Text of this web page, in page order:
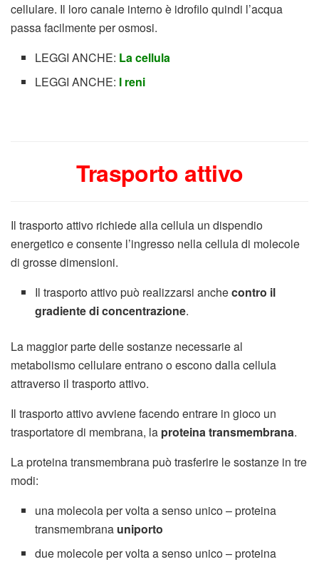
cellulare. Il loro canale interno è idrofilo quindi l’acqua
passa facilmente per osmosi.
LEGGI ANCHE: La cellula
LEGGI ANCHE: I reni
Trasporto attivo
Il trasporto attivo richiede alla cellula un dispendio
energetico e consente l’ingresso nella cellula di molecole
di grosse dimensioni.
Il trasporto attivo può realizzarsi anchecontro il
gradiente di concentrazione.
La maggior parte delle sostanze necessarie al
metabolismo cellulare entrano o escono dalla cellula
attraverso il trasporto attivo.
Il trasporto attivo avviene facendo entrare in gioco un
trasportatore di membrana, la proteina transmembrana.
La proteina transmembrana può trasferire le sostanze in tre
modi:
una molecola per volta a senso unico – proteina
transmembrana uniporto
due molecole per volta a senso unico – proteina